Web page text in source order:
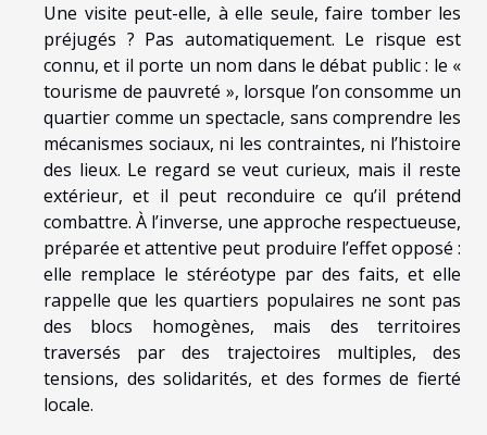
Une visite peut-elle, à elle seule, faire tomber les
préjugés ? Pas automatiquement. Le risque est
connu, et il porte un nom dans le débat public : le «
tourisme de pauvreté », lorsque l’on consomme un
quartier comme un spectacle, sans comprendre les
mécanismes sociaux, ni les contraintes, ni l’histoire
des lieux. Le regard se veut curieux, mais il reste
extérieur, et il peut reconduire ce qu’il prétend
combattre. À l’inverse, une approche respectueuse,
préparée et attentive peut produire l’effet opposé :
elle remplace le stéréotype par des faits, et elle
rappelle que les quartiers populaires ne sont pas
des blocs homogènes, mais des territoires
traversés par des trajectoires multiples, des
tensions, des solidarités, et des formes de fierté
locale.